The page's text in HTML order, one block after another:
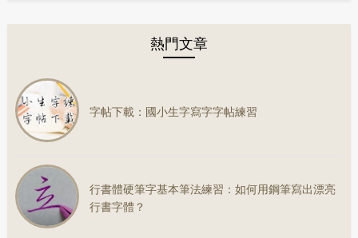
熱門文章
字帖下載：國小生字寫字字帖練習
行書體硬筆字基本筆法練習：如何用鋼筆寫出漂亮
行書字體？